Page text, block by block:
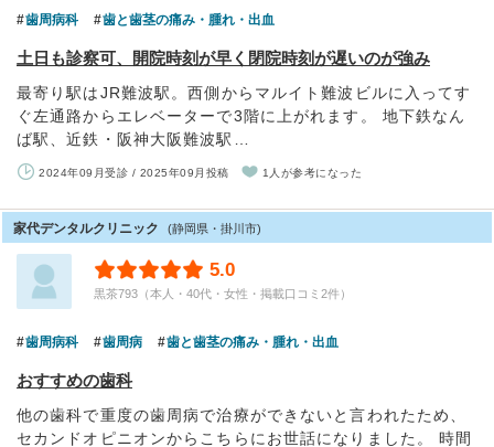
歯周病科 歯と歯茎の痛み・腫れ・出血
土日も診察可、開院時刻が早く閉院時刻が遅いのが強み
最寄り駅はJR難波駅。西側からマルイト難波ビルに入ってす
ぐ左通路からエレベーターで3階に上がれます。 地下鉄なん
ば駅、近鉄・阪神大阪難波駅…
2024年09月受診 / 2025年09月投稿 1人が参考になった
家代デンタルクリニック (静岡県・掛川市)
5.0
黒茶793（本人・40代・女性・掲載口コミ2件）
歯周病科 歯周病 歯と歯茎の痛み・腫れ・出血
おすすめの歯科
他の歯科で重度の歯周病で治療ができないと言われたため、
セカンドオピニオンからこちらにお世話になりました。 時間